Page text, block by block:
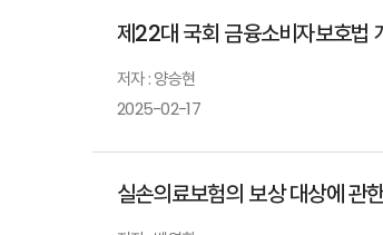
제22대 국회 금융소비자보호법
저자 : 양승현
2025-02-17
실손의료보험의 보상 대상에 관